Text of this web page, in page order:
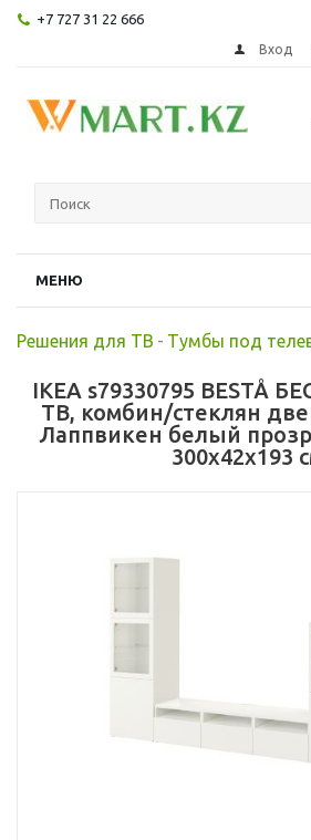
+7 727 31 22 666
Вход
МЕНЮ
Решения для ТВ - Тумбы под
IKEA s79330795 BESTÅ
ТВ, комбин/стеклян
Лаппвикен белый
300x42x193